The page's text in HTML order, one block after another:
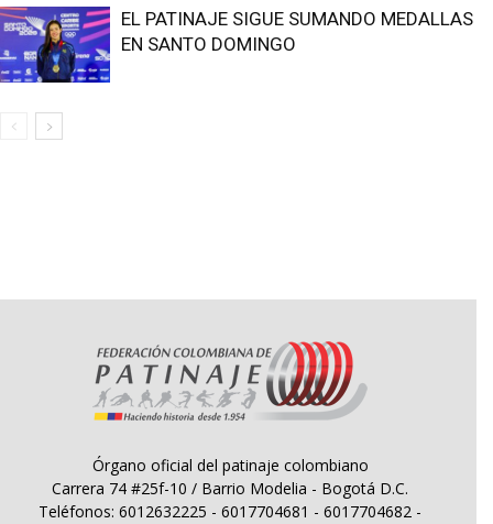
EL PATINAJE SIGUE SUMANDO MEDALLAS
EN SANTO DOMINGO
Órgano oficial del patinaje colombiano
Carrera 74 #25f-10 / Barrio Modelia - Bogotá D.C.
Teléfonos: 6012632225 - 6017704681 - 6017704682 -